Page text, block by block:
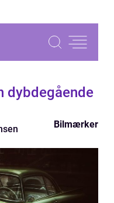
dybdegående
Bilmærker